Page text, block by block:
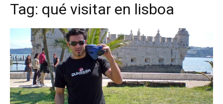
Thru
Tag: qué visitar en lisboa